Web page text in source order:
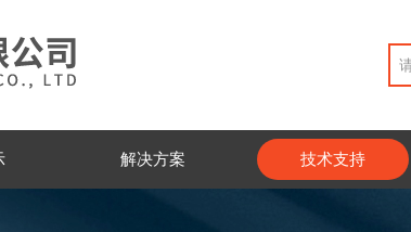
解决方案 技术支持